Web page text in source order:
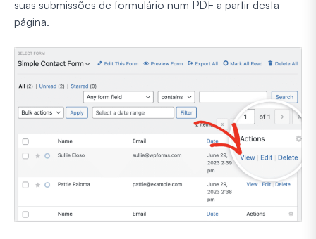
suas submissões de formulário num PDF a partir desta
página.